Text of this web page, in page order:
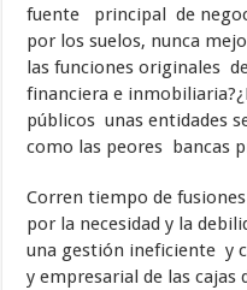
fuente principal de
por los suelos, nunca
las funciones originales
financiera e
públicos unas entidades
como las peores bancas
Corren tiempo de
por la necesidad y la
una gestión ineficiente y
y empresarial de las cajas